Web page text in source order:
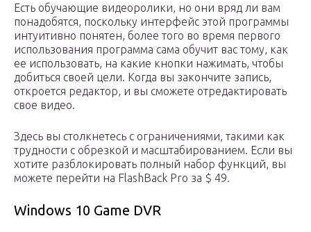
Есть обучающие видеоролики, но они вряд ли вам
понадобятся, поскольку интерфейс этой программы
интуитивно понятен, более того во время первого
использования программа сама обучит вас тому, как
ее использовать, на какие кнопки нажимать, чтобы
добиться своей цели. Когда вы закончите запись,
откроется редактор, и вы сможете отредактировать
свое видео.
Здесь вы столкнетесь с ограничениями, такими как
трудности с обрезкой и масштабированием. Если вы
хотите разблокировать полный набор функций, вы
можете перейти на FlashBack Pro за $ 49.
Windows 10 Game DVR